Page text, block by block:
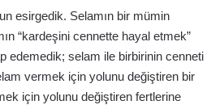
esirgedik. Selamın bir mümin
“kardeşini cennette hayal etmek”
edemedik; selam ile birbirinin cenneti
vermek için yolunu değiştiren bir
için yolunu değiştiren fertlerine